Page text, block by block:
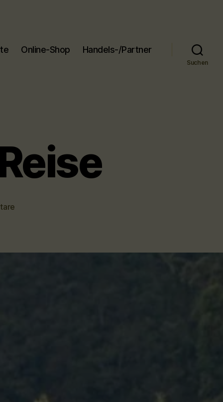
Online-Shop Handels-/Partner
Suchen